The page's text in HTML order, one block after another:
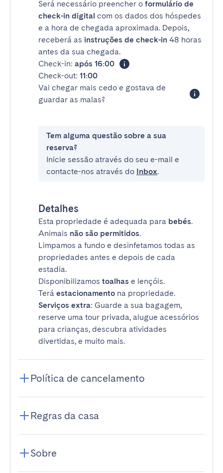
Será necessário preencher o formulário de
check-in digital com os dados dos hóspedes
e a hora de chegada aproximada. Depois,
receberá as instruções de check-in 48 horas
antes da sua chegada.
Check-in: após 16:00
Check-out: 11:00
Vai chegar mais cedo e gostava de
guardar as malas?
Tem alguma questão sobre a sua
reserva?
Inicie sessão através do seu e-mail e
contacte-nos através do Inbox.
Detalhes
Esta propriedade é adequada para bebés.
Animais não são permitidos.
Limpamos a fundo e desinfetamos todas as
propriedades antes e depois de cada
estadia.
Disponibilizamos toalhas e lençóis.
Terá estacionamento na propriedade.
Serviços extra: Guarde a sua bagagem,
reserve uma tour privada, alugue acessórios
para crianças, descubra atividades
divertidas, e muito mais.
Política de cancelamento
Regras da casa
Sobre